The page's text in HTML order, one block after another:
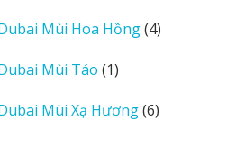
Mùi Hoa Hồng 44
Mùi Táo 11
phẩm
Mùi Xạ Hương 66